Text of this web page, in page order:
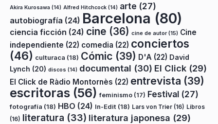
Akira Kurosawa (14) Alfred Hitchcock (14) arte (27)
autobiografía (24) Barcelona (80)
ciencia ficción (24) cine (36) cine de autor(15) Cine
independiente (22) comedia (22) conciertos
(46) culturaca (18) Cómic (39) D'A (22) David
Lynch (20) discos (14) documental (30) El Click (29)
El Click de Ràdio Montornès (22) entrevista (39)
escritoras (56) feminismo (17) Festival (27)
fotografía (18) HBO (24) In-Edit (18) Lars von Trier (16) Libros
(16) literatura (33) literatura japonesa (29)